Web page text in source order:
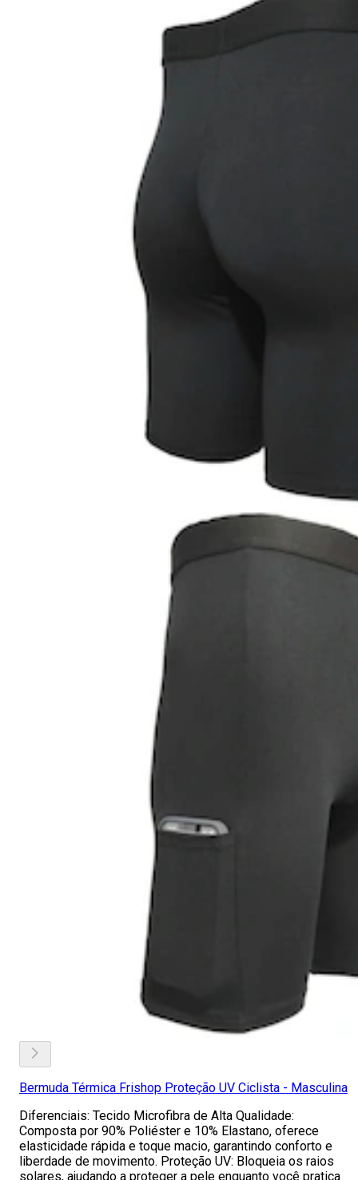
Bermuda Térmica Frishop Proteção UV Ciclista - Masculina
Diferenciais: Tecido Microfibra de Alta Qualidade:
Composta por 90% Poliéster e 10% Elastano, oferece
elasticidade rápida e toque macio, garantindo conforto e
liberdade de movimento. Proteção UV: Bloqueia os raios
solares, ajudando a proteger a pele enquanto você pratica